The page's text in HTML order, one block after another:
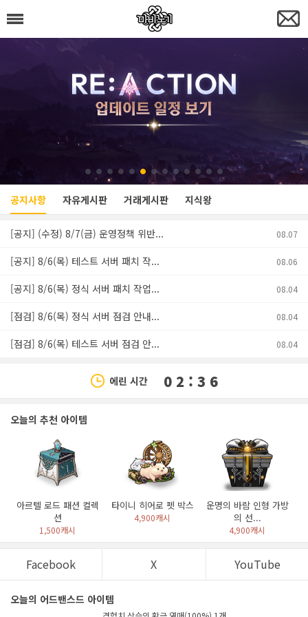
공지사항 자유게시판 거래게시판 지식왕
[공지] (수정) 8/7(금) 운영정책 위반... 08.07
[공지] 8/6(목) 테스트 서버 패치 작... 08.06
[공지] 8/6(목) 정식 서버 패치 작업... 08.04
[점검] 8/6(목) 정식 서버 점검 안내... 08.04
[점검] 8/6(목) 테스트 서버 점검 안... 08.04
에린 시간 0 2 : 3 6
오늘의 추천 아이템
아르텔 로드 패션 컬렉
션
1,500캐시
타이니 히어로 펫 박스
4,900캐시
운명의 바람 인형 가방
의 선...
4,900캐시
Facebook X YouTube
오늘의 어드밴스드 아이템